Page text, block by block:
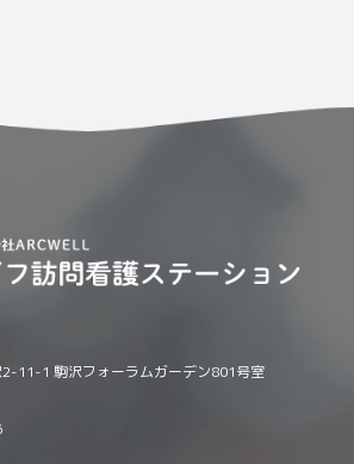
11-1 駒沢フォーラムガーデン801号室